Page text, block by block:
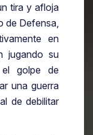
tira y afloja
de Defensa,
en
jugando su
golpe de
una guerra
de debilitar